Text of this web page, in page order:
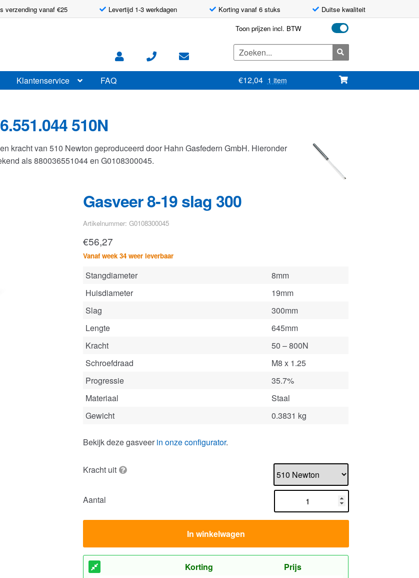
verzending vanaf €25 Levertijd 1-3 werkdagen Korting vanaf 6 stuks Duitse kwaliteit
Toon prijzen incl. BTW
Zoeken
naar:
Klantenservice FAQ €12,04 1 item
510N
kracht van 510 Newton geproduceerd door Hahn Gasfedern GmbH. Hieronder
als 880036551044 en G0108300045.
Gasveer 8-19 slag 300
Artikelnummer: G0108300045
€56,27
Vanaf week 34 weer leverbaar
Stangdiameter
8mm
Huisdiameter
19mm
Slag
300mm
Lengte
645mm
Kracht
50 – 800N
Schroefdraad
M8 x 1.25
Progressie
35.7%
Materiaal
Staal
Gewicht
0.3831 kg
Bekijk deze gasveer in onze configurator.
Kracht uit
Aantal
In winkelwagen
Korting
Prijs